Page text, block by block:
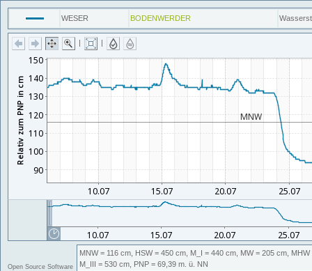
WESER BODENWERDER
| |
Open Source Software
MNW= 116 cm, HSW= 450 cm, M_I = 440 cm, MW= 205 cm, MHW
M_III = 530 cm, PNP = 69,39 m. ü. NN